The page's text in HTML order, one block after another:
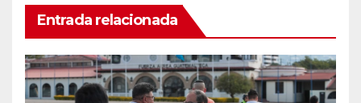
Entrada relacionada